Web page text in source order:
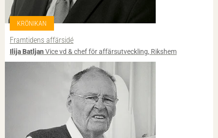
KRÖNIKAN
Framtidens affärsidé
Ilija BatljanVice vd & chef för affärsutveckling, Rikshem